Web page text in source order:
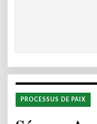
PROCESSUS DE PAIX